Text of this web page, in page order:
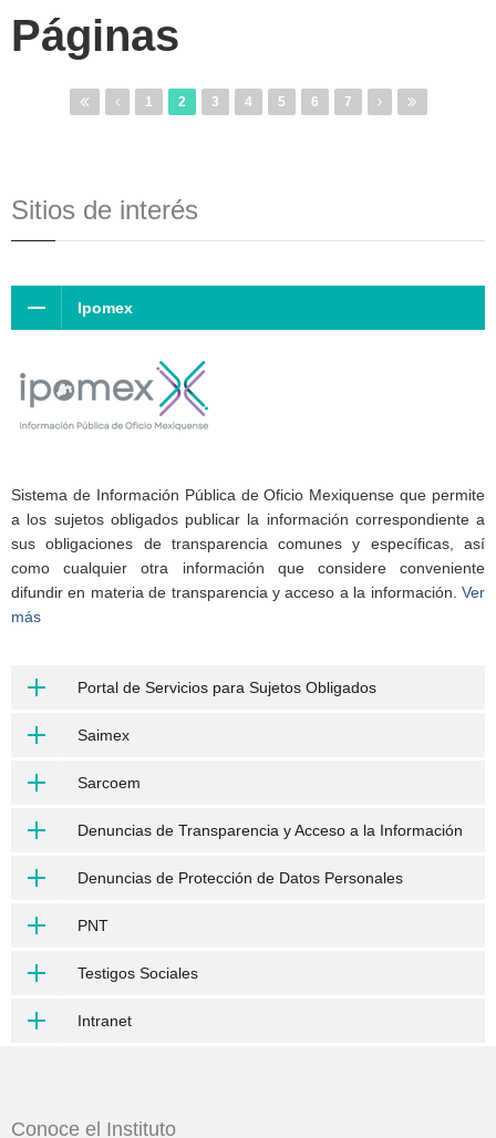
Páginas
1 2 3 4 5 6 7
Sitios de interés
Ipomex
Sistema de Información Pública de Oficio Mexiquense que permite
a los sujetos obligados publicar la información correspondiente a
sus obligaciones de transparencia comunes y específicas, así
como cualquier otra información que considere conveniente
difundir en materia de transparencia y acceso a la información. Ver
más
Portal de Servicios para Sujetos Obligados
Saimex
Sarcoem
Denuncias de Transparencia y Acceso a la Información
Denuncias de Protección de Datos Personales
PNT
Testigos Sociales
Intranet
Conoce el Instituto